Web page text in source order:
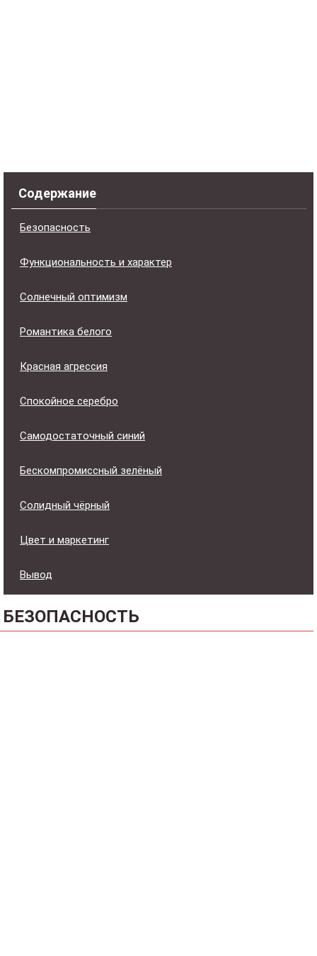
Содержание
Безопасность
Функциональность и характер
Солнечный оптимизм
Романтика белого
Красная агрессия
Спокойное серебро
Самодостаточный синий
Бескомпромиссный зелёный
Солидный чёрный
Цвет и маркетинг
Вывод
БЕЗОПАСНОСТЬ